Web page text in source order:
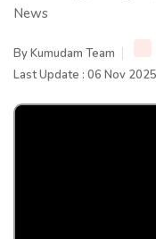
News
ByKumudam Team
Last Update : 06 Nov